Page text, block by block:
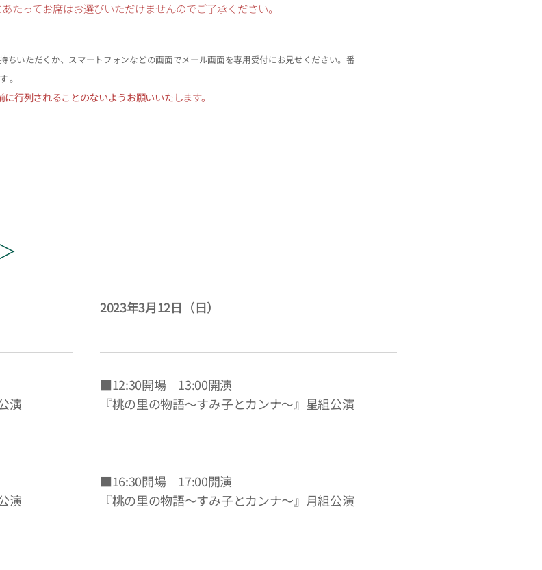
たってお席はお選びいただけませんのでご了承ください。
ちいただくか、スマートフォンなどの画面でメール画面を専用受付にお見せください。番
。
行列されることのないようお願いいたします。
演
演
2023年3月12日（日）
■12:30開場 13:00開演
『桃の里の物語～すみ子とカンナ～』星組公演
■16:30開場 17:00開演
『桃の里の物語～すみ子とカンナ～』月組公演